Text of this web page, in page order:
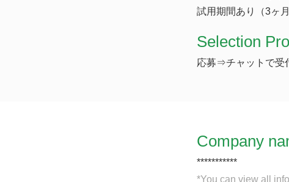
試用期間あり（3ヶ
Selection
応募⇒チャットで
Company
***********
*You can view all